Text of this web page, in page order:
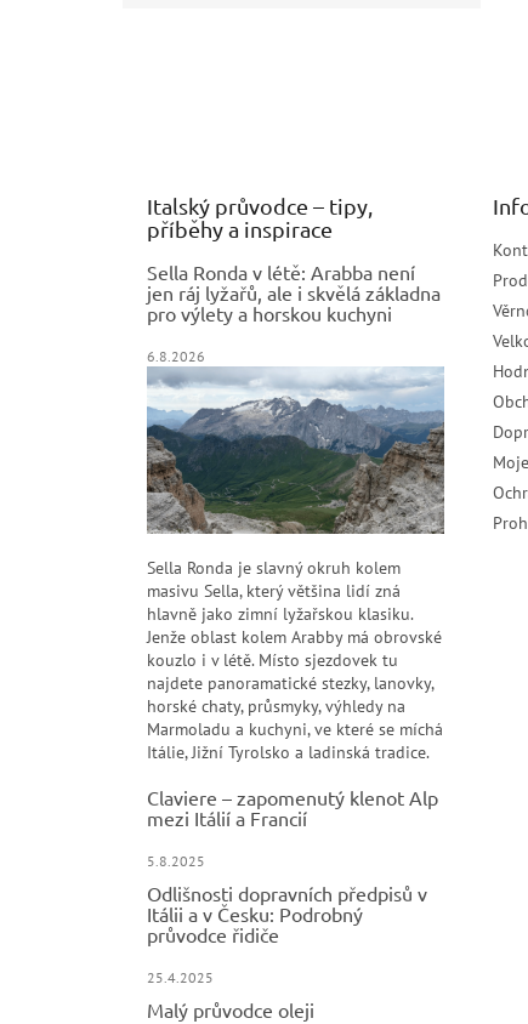
Italský průvodce – tipy,
příběhy a inspirace
Sella Ronda v létě: Arabba není
jen ráj lyžařů, ale i skvělá základna
pro výlety a horskou kuchyni
6.8.2026
Sella Ronda je slavný okruh kolem
masivu Sella, který většina lidí zná
hlavně jako zimní lyžařskou klasiku.
Jenže oblast kolem Arabby má obrovské
kouzlo i v létě. Místo sjezdovek tu
najdete panoramatické stezky, lanovky,
horské chaty, průsmyky, výhledy na
Marmoladu a kuchyni, ve které se míchá
Itálie, Jižní Tyrolsko a ladinská tradice.
Claviere – zapomenutý klenot Alp
mezi Itálií a Francií
5.8.2025
Odlišnosti dopravních předpisů v
Itálii a v Česku: Podrobný
průvodce řidiče
25.4.2025
Malý průvodce oleji